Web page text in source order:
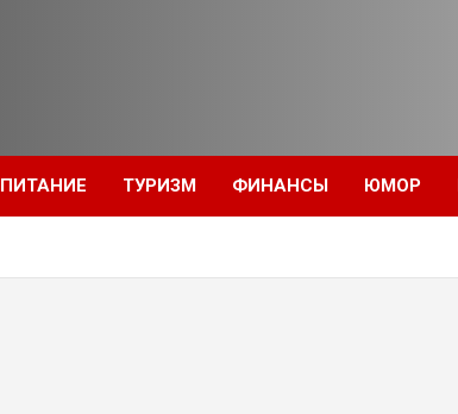
ПИТАНИЕ ТУРИЗМ ФИНАНСЫ ЮМОР